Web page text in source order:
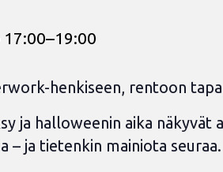
–19:00
henkiseen, rentoon
ja halloweenin aika
– ja tietenkin mainiota seuraa.